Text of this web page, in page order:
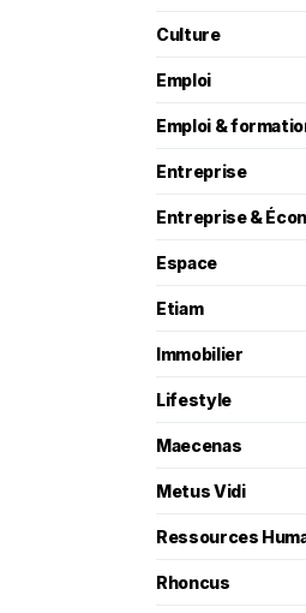
Culture
Emploi
Emploi &
Entreprise
Entreprise &
Espace
Etiam
Immobilier
Lifestyle
Maecenas
Metus Vidi
Ressources
Rhoncus